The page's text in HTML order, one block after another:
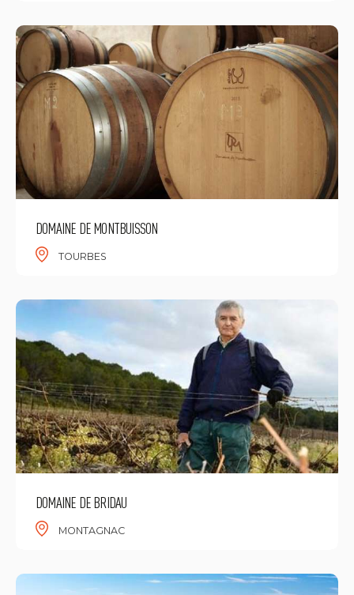
DOMAINE DE MONTBUISSON
TOURBES
DOMAINE DE BRIDAU
MONTAGNAC